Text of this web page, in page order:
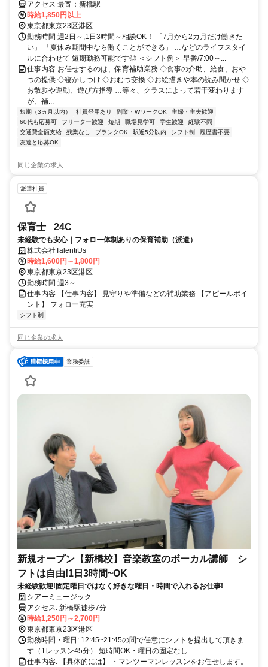
アクセス 最寄：新橋駅
時給1,850円以上
東京都東京23区港区
勤務時間 週2日～,1日3時間～相談OK！ 「7月から2カ月だけ働きた
い」 「夏休み期間中なら働くことができる」 …などのライフスタイ
ルに合わせて 短期勤務可能です◎ ＜シフト例＞ 早番/7:00～...
仕事内容 お任せするのは、保育補助業務 ◇食事の介助、給食、おや
つの提供 ◇寝かしつけ ◇おむつ交換 ◇お絵描きや本の読み聞かせ ◇
お散歩や運動、遊び方指導 …等々、クラスによって若干変わります
が、補...
短期（3ヵ月以内） 社員登用あり 副業・WワークOK
主婦・主夫歓迎
60代も応募可
フリーター歓迎 短期 職場見学可 学生歓迎
経験不問
交通費全額支給
残業なし ブランクOK 駅近5分以内 シフト制
履歴書不要
友達と応募OK
同じ企業の求人
派遣社員
保育士 _24C
未経験でも安心｜フォロー体制ありの保育補助（派遣）
株式会社TalentiUs
時給1,600円～1,800円
東京都東京23区港区
勤務時間 週3～
仕事内容 【仕事内容】 見守りや準備などの補助業務 【アピールポイ
ント】 フォロー充実
シフト制
同じ企業の求人
業務委託
新規オープン【新橋校】音楽教室のボーカル講師 シ
フトは自由!1日3時間~OK
未経験歓迎!固定曜日ではなく好きな曜日・時間で入れるお仕事!
シアーミュージック
アクセス: 新橋駅徒歩7分
時給1,250円～2,700円
東京都東京23区港区
勤務時間・曜日: 12:45~21:45の間で任意にシフトを提出して頂きま
す（1レッスン45分） 短時間OK・曜日の固定なし
仕事内容: 【具体的には】 ・マンツーマンレッスンをお任せします。